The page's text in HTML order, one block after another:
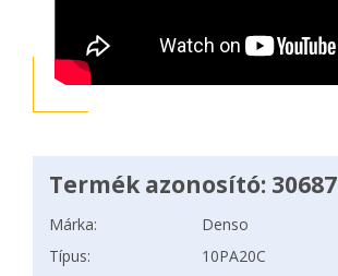
Termék azonosító: 30687
Márka:
Denso
Típus:
10PA20C